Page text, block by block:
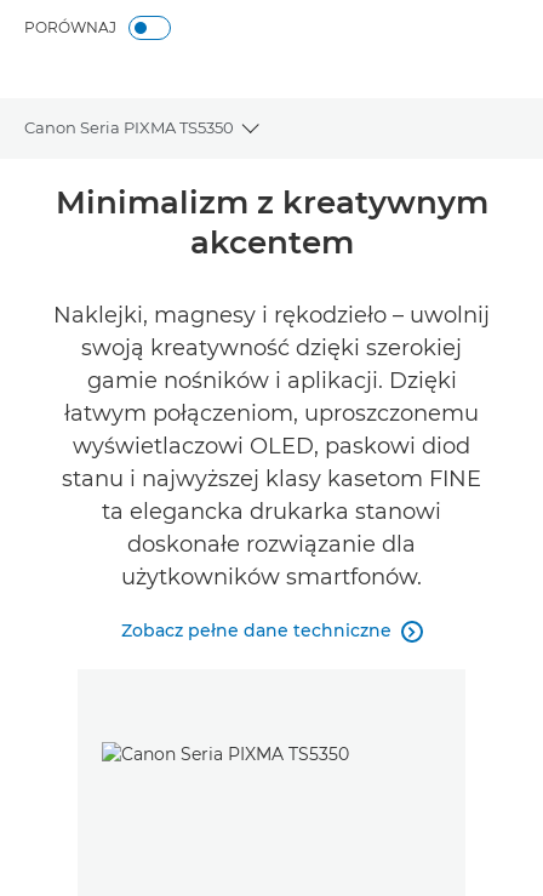
PORÓWNAJ
Canon Seria PIXMA TS5350
Toggle breadcrumbs
Wprowadzenie
Recenzje
Pomoc techniczna
KUP ATRAMENT
Minimalizm z kreatywnym
akcentem
Naklejki, magnesy i rękodzieło – uwolnij
swoją kreatywność dzięki szerokiej
gamie nośników i aplikacji. Dzięki
łatwym połączeniom, uproszczonemu
wyświetlaczowi OLED, paskowi diod
stanu i najwyższej klasy kasetom FINE
ta elegancka drukarka stanowi
doskonałe rozwiązanie dla
użytkowników smartfonów.
Zobacz pełne dane techniczne 